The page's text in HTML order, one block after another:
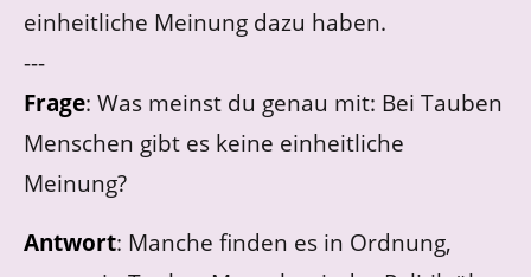
einheitliche Meinung dazu haben.
---
Frage: Was meinst du genau mit: Bei Tauben
Menschen gibt es keine einheitliche
Meinung?
Antwort: Manche finden es in Ordnung,